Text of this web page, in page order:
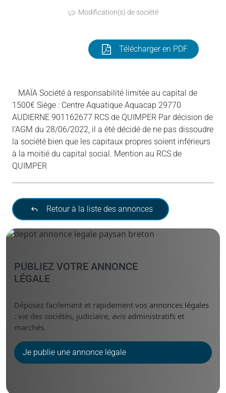
Modification(s) de société
Télécharger en PDF
MAÏA Société à responsabilité limitée au capital de
1500€ Siège : Centre Aquatique Aquacap 29770
AUDIERNE 901162677 RCS de QUIMPER Par décision de
l’AGM du 28/06/2022, il a été décidé de ne pas dissoudre
la société bien que les capitaux propres soient inférieurs
à la moitié du capital social. Mention au RCS de
QUIMPER
Retour à la liste des annonces
PUBLIEZ VOTRE ANNONCE
LÉGALE
Déposez facilement et rapidement vos annonces légales
: vie des sociétés, judiciaire, avis administratifs et
marchés.
Je publie une annonce légale